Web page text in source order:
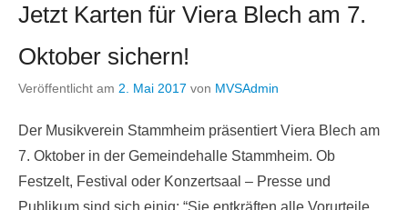
Jetzt Karten für Viera Blech am 7.
Oktober sichern!
Veröffentlicht am 2. Mai 2017 von MVSAdmin
Der Musikverein Stammheim präsentiert Viera Blech am
7. Oktober in der Gemeindehalle Stammheim. Ob
Festzelt, Festival oder Konzertsaal – Presse und
Publikum sind sich einig: “Sie entkräften alle Vorurteile